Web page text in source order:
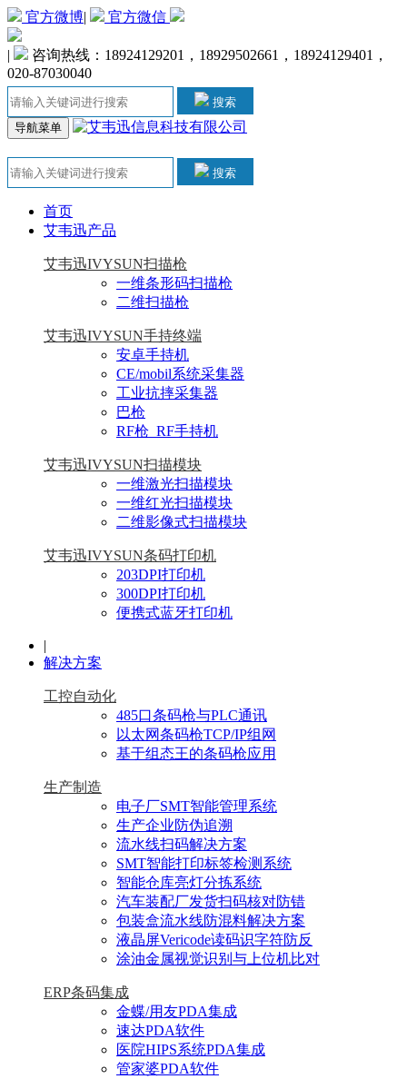
官方微博| 官方微信
|
咨询热线：18924129201，18929502661，18924129401，
020-87030040
搜索
导航菜单
搜索
首页
艾韦迅产品
艾韦迅IVYSUN扫描枪
一维条形码扫描枪
二维扫描枪
艾韦迅IVYSUN手持终端
安卓手持机
CE/mobil系统采集器
工业抗摔采集器
巴枪
RF枪_RF手持机
艾韦迅IVYSUN扫描模块
一维激光扫描模块
一维红光扫描模块
二维影像式扫描模块
艾韦迅IVYSUN条码打印机
203DPI打印机
300DPI打印机
便携式蓝牙打印机
|
解决方案
工控自动化
485口条码枪与PLC通讯
以太网条码枪TCP/IP组网
基于组态王的条码枪应用
生产制造
电子厂SMT智能管理系统
生产企业防伪追溯
流水线扫码解决方案
SMT智能打印标签检测系统
智能仓库亮灯分拣系统
汽车装配厂发货扫码核对防错
包装盒流水线防混料解决方案
液晶屏Vericode读码识字符防反
涂油金属视觉识别与上位机比对
ERP条码集成
金蝶/用友PDA集成
速达PDA软件
医院HIPS系统PDA集成
管家婆PDA软件